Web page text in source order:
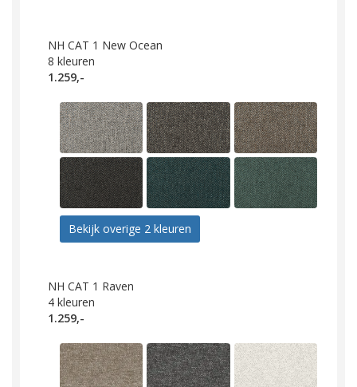
NH CAT 1 New Ocean
8 kleuren
1.259,-
Bekijk overige 2 kleuren
NH CAT 1 Raven
4 kleuren
1.259,-